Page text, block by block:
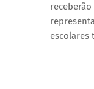
escolares